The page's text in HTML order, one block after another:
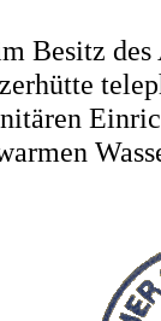
Besitz